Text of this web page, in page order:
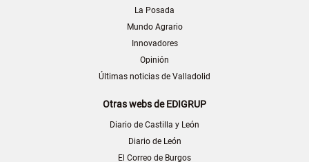
La Posada
Mundo Agrario
Innovadores
Opinión
Últimas noticias de Valladolid
Otras webs de EDIGRUP
Diario de Castilla y León
Diario de León
El Correo de Burgos